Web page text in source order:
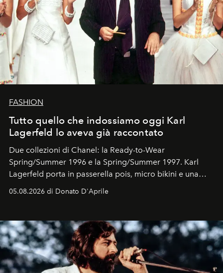
FASHION
Tutto quello che indossiamo oggi Karl
Lagerfeld lo aveva già raccontato
Due collezioni di Chanel: la Ready-to-Wear
Spring/Summer 1996 e la Spring/Summer 1997. Karl
Lagerfeld porta in passerella pois, micro bikini e una
Kate, Claudia e Carla una dietro l'altra. Trent'anni dopo,
uno dei documenti più contemporanei che abbiamo.
05.08.2026 di Donato D'Aprile